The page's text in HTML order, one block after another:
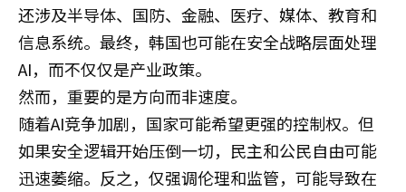
还涉及半导体、国防、金融、医疗、媒体、教育和
信息系统。最终，韩国也可能在安全战略层面处理
AI，而不仅仅是产业政策。
然而，重要的是方向而非速度。
随着AI竞争加剧，国家可能希望更强的控制权。但
如果安全逻辑开始压倒一切，民主和公民自由可能
迅速萎缩。反之，仅强调伦理和监管，可能导致在